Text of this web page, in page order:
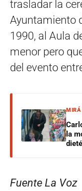
trasladar la
Ayuntamiento
1990, al Aula
menor pero
del evento
MIRÁ
la
Fuente La Voz